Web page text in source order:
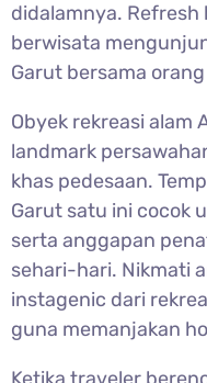
didalamnya.
berwisata
Garut bersama
Obyek rekreasi alam
landmark
khas pedesaan.
Garut satu ini cocok
serta anggapan
sehari-hari. Nikmati
instagenic dari
guna memanjakan